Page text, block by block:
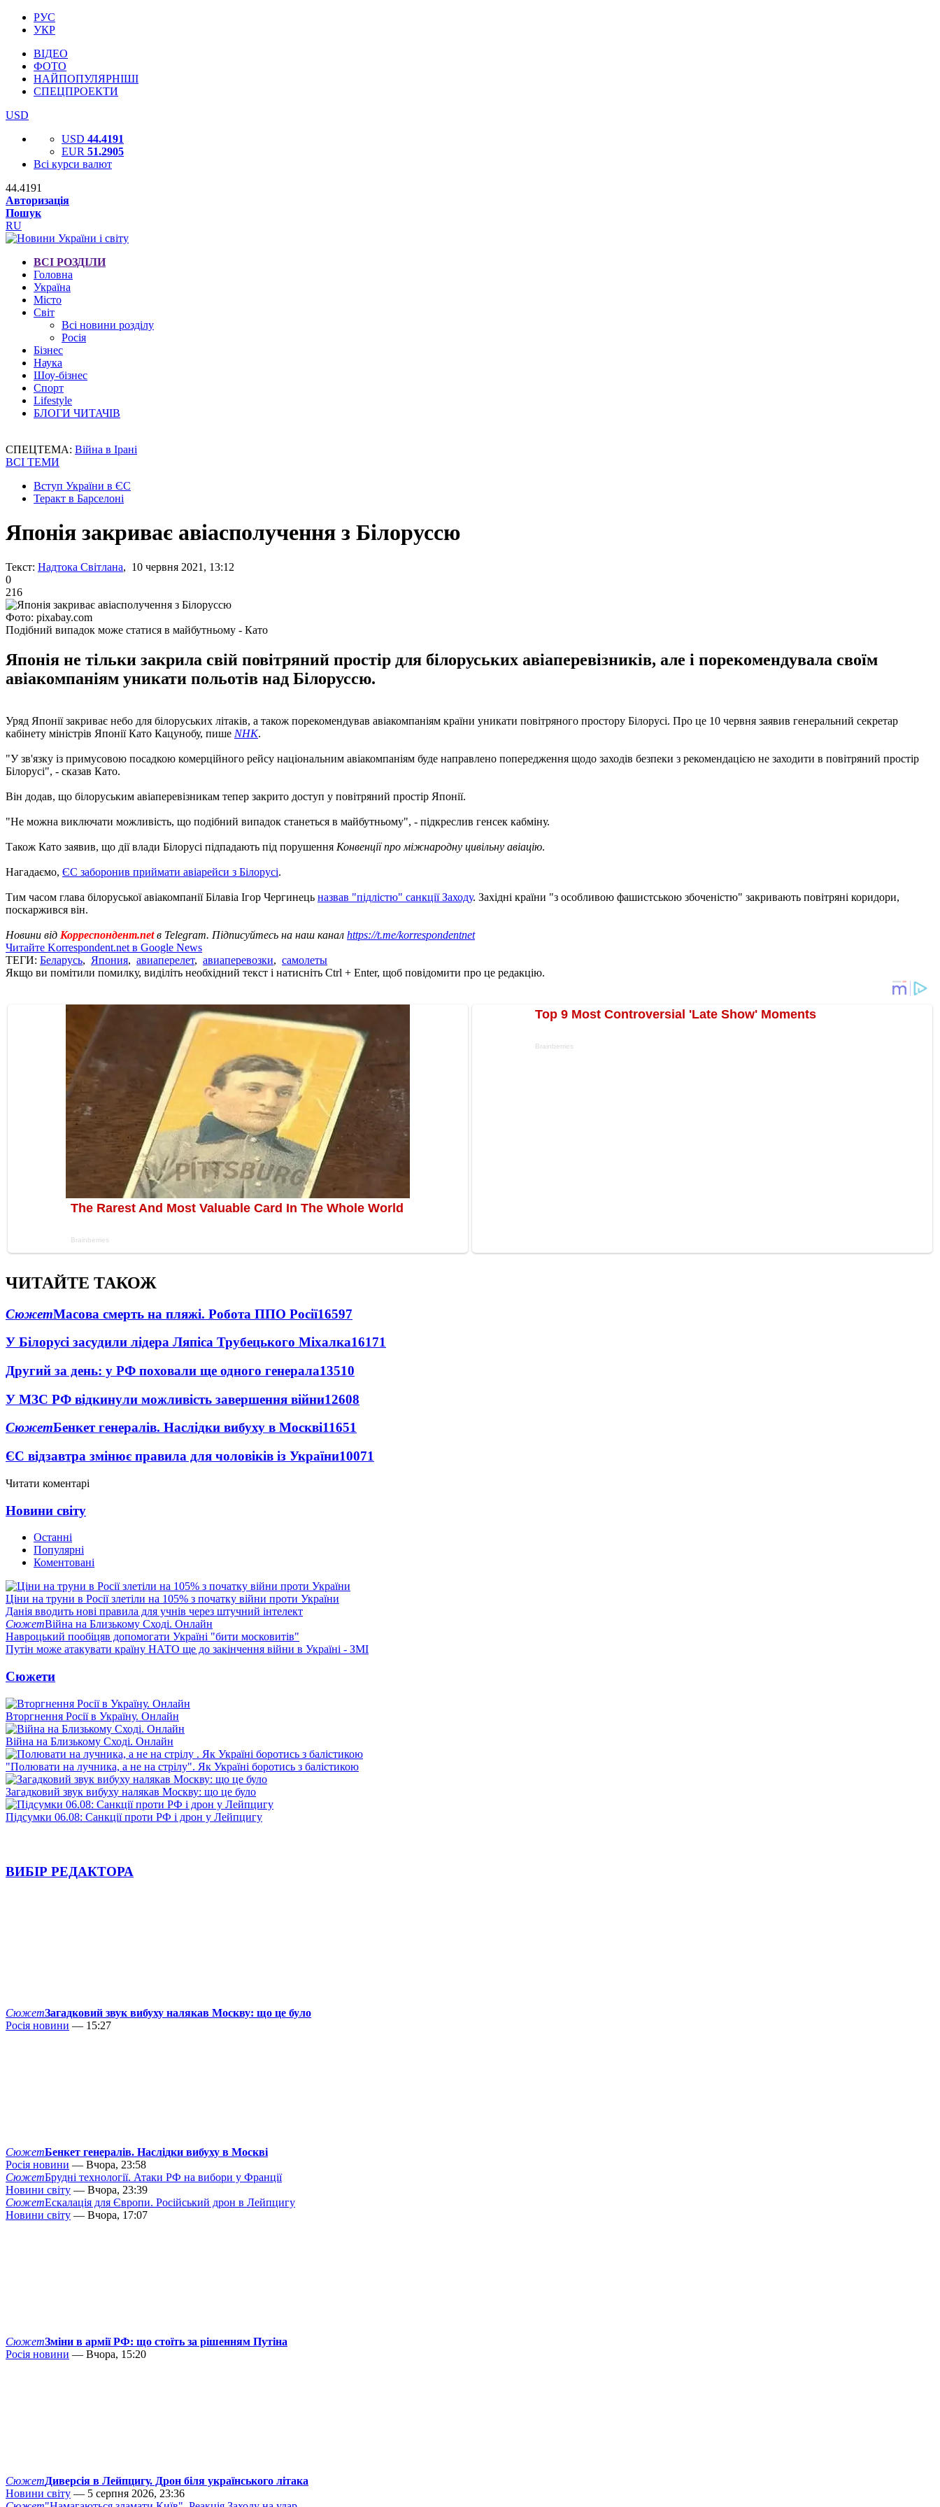
РУС
УКР
ВІДЕО
ФОТО
НАЙПОПУЛЯРНІШІ
СПЕЦПРОЕКТИ
USD
USD 44.4191
EUR 51.2905
Всі курси валют
44.4191
Авторизація
Пошук
RU
ВСІ РОЗДІЛИ
Головна
Україна
Місто
Світ
Всі новини розділу
Росія
Бізнес
Наука
Шоу-бізнес
Спорт
Lifestyle
БЛОГИ ЧИТАЧІВ
СПЕЦТЕМА: Війна в Ірані
ВСІ ТЕМИ
Вступ України в ЄС
Теракт в Барселоні
Японія закриває авіасполучення з Білоруссю
Текст: Надтока Світлана, 10 червня 2021, 13:12
0
216
Фото: pixabay.com
Подібний випадок може статися в майбутньому - Като
Японія не тільки закрила свій повітряний простір для білоруських авіаперевізників, але і порекомендувала своїм
авіакомпаніям уникати польотів над Білоруссю.
Уряд Японії закриває небо для білоруських літаків, а також порекомендував авіакомпаніям країни уникати повітряного простору Білорусі. Про це 10 червня заявив генеральний секретар
кабінету міністрів Японії Като Кацунобу, пише NHK.
"У зв'язку із примусовою посадкою комерційного рейсу національним авіакомпаніям буде направлено попередження щодо заходів безпеки з рекомендацією не заходити в повітряний простір
Білорусі", - сказав Като.
Він додав, що білоруським авіаперевізникам тепер закрито доступ у повітряний простір Японії.
"Не можна виключати можливість, що подібний випадок станеться в майбутньому", - підкреслив генсек кабміну.
Також Като заявив, що дії влади Білорусі підпадають під порушення Конвенції про міжнародну цивільну авіацію.
Нагадаємо, ЄС заборонив приймати авіарейси з Білорусі.
Тим часом глава білоруської авіакомпанії Білавіа Ігор Чергинець назвав "підлістю" санкції Заходу. Західні країни "з особливою фашистською збоченістю" закривають повітряні коридори,
поскаржився він.
Новини від Корреспондент.netв Telegram. Підписуйтесь на наш канал https://t.me/korrespondentnet
Читайте Korrespondent.net в Google News
ТЕГИ: Беларусь, Япония, авиаперелет, авиаперевозки, самолеты
Якщо ви помітили помилку, виділіть необхідний текст і натисніть Ctrl + Enter, щоб повідомити про це редакцію.
ЧИТАЙТЕ ТАКОЖ
СюжетМасова смерть на пляжі. Робота ППО Росії16597
У Білорусі засудили лідера Ляпіса Трубецького Міхалка16171
Другий за день: у РФ поховали ще одного генерала13510
У МЗС РФ відкинули можливість завершення війни12608
СюжетБенкет генералів. Наслідки вибуху в Москві11651
ЄС відзавтра змінює правила для чоловіків із України10071
Читати коментарі
Новини світу
Останні
Популярні
Коментовані
Ціни на труни в Росії злетіли на 105% з початку війни проти України
Данія вводить нові правила для учнів через штучний інтелект
СюжетВійна на Близькому Сході. Онлайн
Навроцький пообіцяв допомогати Україні "бити московитів"
Путін може атакувати країну НАТО ще до закінчення війни в Україні - ЗМІ
Сюжети
Вторгнення Росії в Україну. Онлайн
Війна на Близькому Сході. Онлайн
"Полювати на лучника, а не на стрілу". Як Україні боротись з балістикою
Загадковий звук вибуху налякав Москву: що це було
Підсумки 06.08: Санкції проти РФ і дрон у Лейпцигу
ВИБІР РЕДАКТОРА
СюжетЗагадковий звук вибуху налякав Москву: що це було
Росія новини — 15:27
СюжетБенкет генералів. Наслідки вибуху в Москві
Росія новини — Вчора, 23:58
СюжетБрудні технології. Атаки РФ на вибори у Франції
Новини світу — Вчора, 23:39
СюжетЕскалація для Європи. Російський дрон в Лейпцигу
Новини світу — Вчора, 17:07
СюжетЗміни в армії РФ: що стоїть за рішенням Путіна
Росія новини — Вчора, 15:20
СюжетДиверсія в Лейпцигу. Дрон біля українського літака
Новини світу — 5 серпня 2026, 23:36